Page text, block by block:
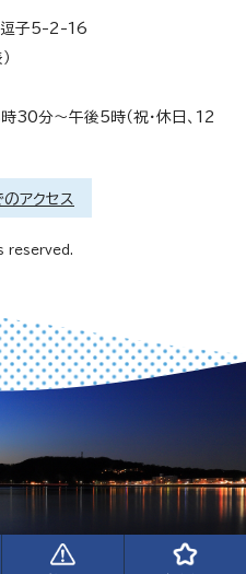
子5-2-16
30分～午後5時（祝・休日、12
アクセス